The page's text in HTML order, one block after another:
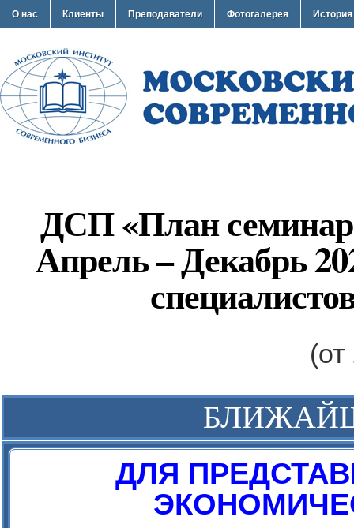
О нас Клиенты Преподаватели Фотогалерея История
ДСП «План
Апрель – Декабрь
ДЛЯ